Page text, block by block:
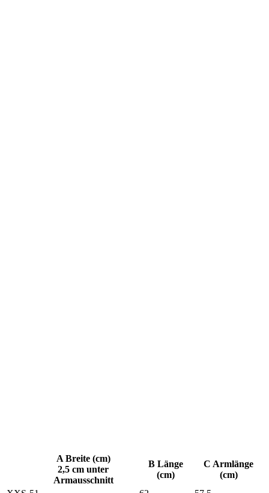
A Breite (cm)
2,5 cm unter
Armausschnitt
B Länge
(cm)
C Armlänge
(cm)